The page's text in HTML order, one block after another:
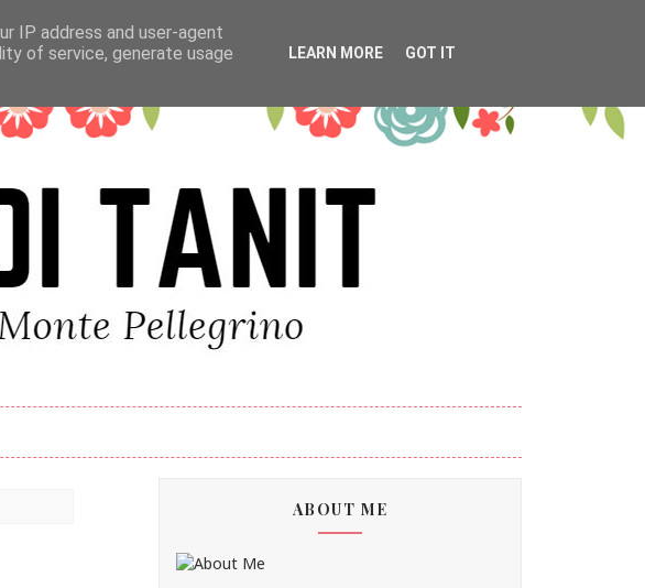
ABOUT ME
IP address and user-agent
of service, generate usage
LEARN MORE GOT IT